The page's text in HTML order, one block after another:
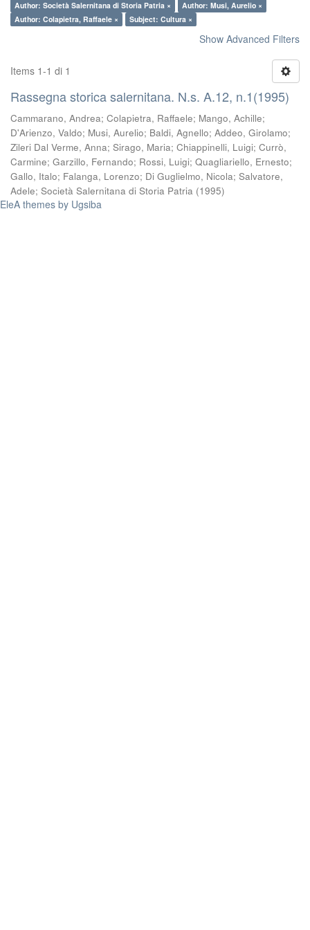
Author: Società Salernitana di Storia Patria ×
Author: Musi, Aurelio ×
Author: Colapietra, Raffaele ×
Subject: Cultura ×
Show Advanced Filters
Items 1-1 di 1
Rassegna storica salernitana. N.s. A.12, n.1(1995)
Cammarano, Andrea; Colapietra, Raffaele; Mango, Achille;
D'Arienzo, Valdo; Musi, Aurelio; Baldi, Agnello; Addeo, Girolamo;
Zileri Dal Verme, Anna; Sirago, Maria; Chiappinelli, Luigi; Currò,
Carmine; Garzillo, Fernando; Rossi, Luigi; Quagliariello, Ernesto;
Gallo, Italo; Falanga, Lorenzo; Di Guglielmo, Nicola; Salvatore,
Adele; Società Salernitana di Storia Patria (1995)
EleA themes by Ugsiba